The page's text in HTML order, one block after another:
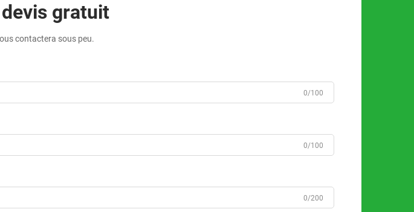
gratuit
contactera sous peu.
0/100
0/100
0/200